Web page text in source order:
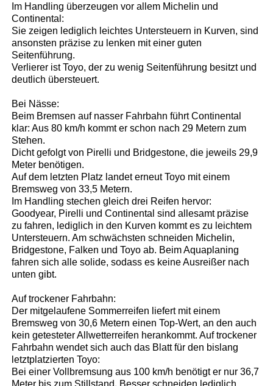
Im Handling überzeugen vor allem Michelin und
Continental:
Sie zeigen lediglich leichtes Untersteuern in Kurven, sind
ansonsten präzise zu lenken mit einer guten
Seitenführung.
Verlierer ist Toyo, der zu wenig Seitenführung besitzt und
deutlich übersteuert.
Bei Nässe:
Beim Bremsen auf nasser Fahrbahn führt Continental
klar: Aus 80 km/h kommt er schon nach 29 Metern zum
Stehen.
Dicht gefolgt von Pirelli und Bridgestone, die jeweils 29,9
Meter benötigen.
Auf dem letzten Platz landet erneut Toyo mit einem
Bremsweg von 33,5 Metern.
Im Handling stechen gleich drei Reifen hervor:
Goodyear, Pirelli und Continental sind allesamt präzise
zu fahren, lediglich in den Kurven kommt es zu leichtem
Untersteuern. Am schwächsten schneiden Michelin,
Bridgestone, Falken und Toyo ab. Beim Aquaplaning
fahren sich alle solide, sodass es keine Ausreißer nach
unten gibt.
Auf trockener Fahrbahn:
Der mitgelaufene Sommerreifen liefert mit einem
Bremsweg von 30,6 Metern einen Top-Wert, an den auch
kein getesteter Allwetterreifen herankommt. Auf trockener
Fahrbahn wendet sich auch das Blatt für den bislang
letztplatzierten Toyo:
Bei einer Vollbremsung aus 100 km/h benötigt er nur 36,7
Meter bis zum Stillstand. Besser schneiden lediglich